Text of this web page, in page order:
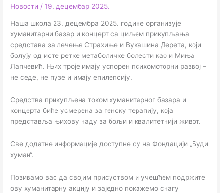
Новости /19. децембар 2025.
Наша школа 23. децембра 2025. године организује
хуманитарни базар и концерт са циљем прикупљања
средстава за лечење Страхиње и Вукашина Дерета, који
болују од исте ретке метаболичке болести као и Миња
Лапчевић. Њих троје имају успорен психомоторни развој –
не седе, не пузе и имају епилепсију.
Средства прикупљена током хуманитарног базара и
концерта биће усмерена за генску терапију, која
представља њихову наду за бољи и квалитетнији живот.
Све додатне информације доступне су на Фондацији „Буди
хуман“.
Позивамо вас да својим присуством и учешћем подржите
ову хуманитарну акцију и заједно покажемо снагу